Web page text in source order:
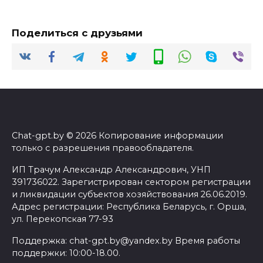
Поделиться с друзьями
Chat-gpt.by © 2026 Копирование информации
только с разрешения правообладателя.
ИП Трачум Александр Александрович, УНП
391736022. Зарегистрирован сектором регистрации
и ликвидации субъектов хозяйствования 26.06.2019.
Адрес регистрации: Республика Беларусь, г. Орша,
ул. Перекопская 77-93
Поддержка: chat-gpt.by@yandex.by Время работы
поддержки: 10:00-18.00.